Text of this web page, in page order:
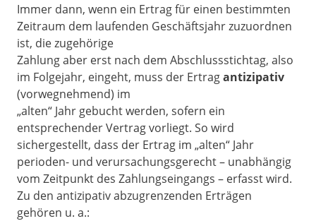
Immer dann, wenn ein Ertrag für einen bestimmten
Zeitraum dem laufenden Geschäftsjahr zuzuordnen
ist, die zugehörige
Zahlung aber erst nach dem Abschlussstichtag, also
im Folgejahr, eingeht, muss der Ertragantizipativ
(vorwegnehmend) im
„alten“ Jahr gebucht werden, sofern ein
entsprechender Vertrag vorliegt. So wird
sichergestellt, dass der Ertrag im „alten“ Jahr
perioden- und verursachungsgerecht – unabhängig
vom Zeitpunkt des Zahlungseingangs – erfasst wird.
Zu den antizipativ abzugrenzenden Erträgen
gehören u. a.: